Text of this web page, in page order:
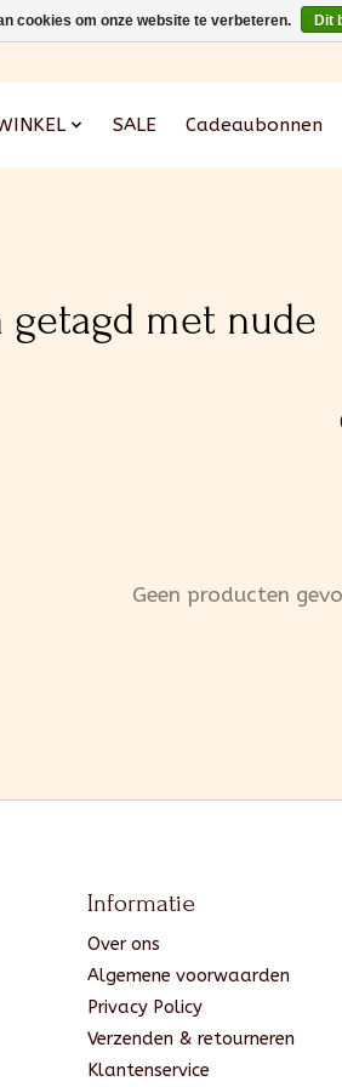
SALE Cadeaubonnen
getagd met nude
Geen producten
Informatie
Over ons
Algemene voorwaarden
Privacy Policy
Verzenden & retourneren
Klantenservice
cookies om onze website te verbeteren. Dit